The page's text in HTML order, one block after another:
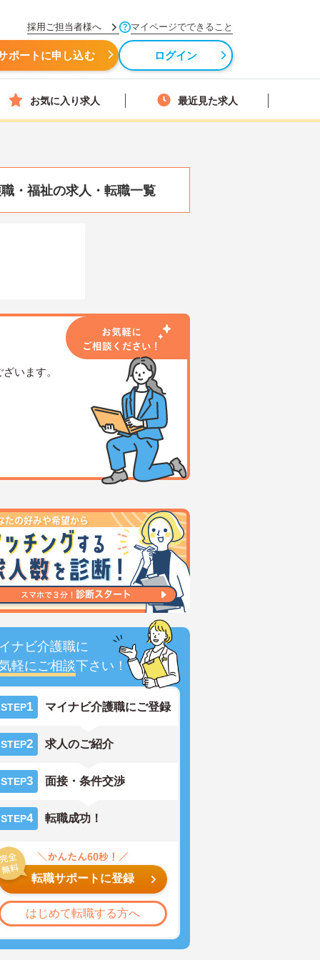
採用ご担当者様へ マイページでできること
ポートに申し込む ログイン
お気に入り求人 最近見た求人
・福祉の求人・転職一覧
います。
ナビ介護職に
軽にご相談下さい！
STEP1 マイナビ介護職にご登録
STEP2 求人のご紹介
STEP3 面接・条件交渉
STEP4 転職成功！
転職サポートに登録
はじめて転職する方へ